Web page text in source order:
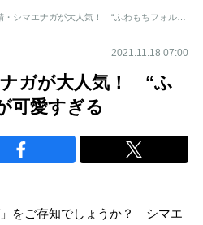
雪の妖精・シマエナガが大人気！ “ふわもちフォルム”が可愛すぎる
2021.11.18 07:00
ガが大人気！ “ふ
可愛すぎる
をご存知でしょうか？ シマエ